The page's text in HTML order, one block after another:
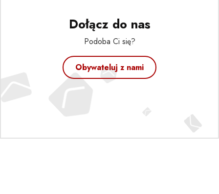
Dołącz do nas
Podoba Ci się?
Obywateluj z nami